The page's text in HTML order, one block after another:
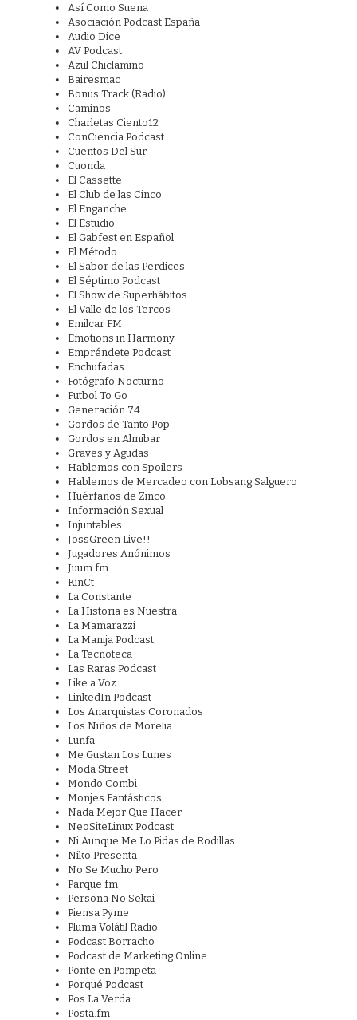
Así Como Suena
Asociación Podcast España
Audio Dice
AV Podcast
Azul Chiclamino
Bairesmac
Bonus Track (Radio)
Caminos
Charletas Ciento12
ConCiencia Podcast
Cuentos Del Sur
Cuonda
El Cassette
El Club de las Cinco
El Enganche
El Estudio
El Gabfest en Español
El Método
El Sabor de las Perdices
El Séptimo Podcast
El Show de Superhábitos
El Valle de los Tercos
Emilcar FM
Emotions in Harmony
Empréndete Podcast
Enchufadas
Fotógrafo Nocturno
Futbol To Go
Generación 74
Gordos de Tanto Pop
Gordos en Almibar
Graves y Agudas
Hablemos con Spoilers
Hablemos de Mercadeo con Lobsang Salguero
Huérfanos de Zinco
Información Sexual
Injuntables
JossGreen Live!!
Jugadores Anónimos
Juum.fm
KinCt
La Constante
La Historia es Nuestra
La Mamarazzi
La Manija Podcast
La Tecnoteca
Las Raras Podcast
Like a Voz
LinkedIn Podcast
Los Anarquistas Coronados
Los Niños de Morelia
Lunfa
Me Gustan Los Lunes
Moda Street
Mondo Combi
Monjes Fantásticos
Nada Mejor Que Hacer
NeoSiteLinux Podcast
Ni Aunque Me Lo Pidas de Rodillas
Niko Presenta
No Se Mucho Pero
Parque fm
Persona No Sekai
Piensa Pyme
Pluma Volátil Radio
Podcast Borracho
Podcast de Marketing Online
Ponte en Pompeta
Porqué Podcast
Pos La Verda
Posta.fm